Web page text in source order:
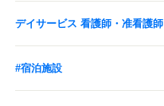
デイサービス 看護師・准看護師
#宿泊施設